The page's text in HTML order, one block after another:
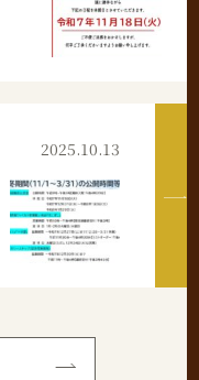
2025.10.13